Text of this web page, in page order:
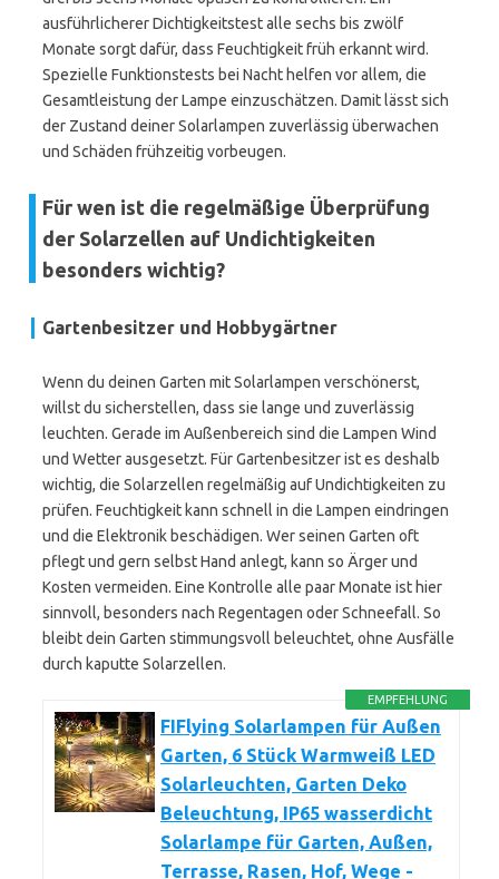
ausführlicherer Dichtigkeitstest alle sechs bis zwölf
Monate sorgt dafür, dass Feuchtigkeit früh erkannt wird.
Spezielle Funktionstests bei Nacht helfen vor allem, die
Gesamtleistung der Lampe einzuschätzen. Damit lässt sich
der Zustand deiner Solarlampen zuverlässig überwachen
und Schäden frühzeitig vorbeugen.
Für wen ist die regelmäßige Überprüfung
der Solarzellen auf Undichtigkeiten
besonders wichtig?
Gartenbesitzer und Hobbygärtner
Wenn du deinen Garten mit Solarlampen verschönerst,
willst du sicherstellen, dass sie lange und zuverlässig
leuchten. Gerade im Außenbereich sind die Lampen Wind
und Wetter ausgesetzt. Für Gartenbesitzer ist es deshalb
wichtig, die Solarzellen regelmäßig auf Undichtigkeiten zu
prüfen. Feuchtigkeit kann schnell in die Lampen eindringen
und die Elektronik beschädigen. Wer seinen Garten oft
pflegt und gern selbst Hand anlegt, kann so Ärger und
Kosten vermeiden. Eine Kontrolle alle paar Monate ist hier
sinnvoll, besonders nach Regentagen oder Schneefall. So
bleibt dein Garten stimmungsvoll beleuchtet, ohne Ausfälle
durch kaputte Solarzellen.
EMPFEHLUNG
FIFlying Solarlampen für Außen
Garten, 6 Stück Warmweiß LED
Solarleuchten, Garten Deko
Beleuchtung, IP65 wasserdicht
Solarlampe für Garten, Außen,
Terrasse, Rasen, Hof, Wege -